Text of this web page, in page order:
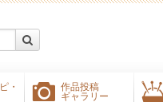
・
作品投稿
ギャラリー